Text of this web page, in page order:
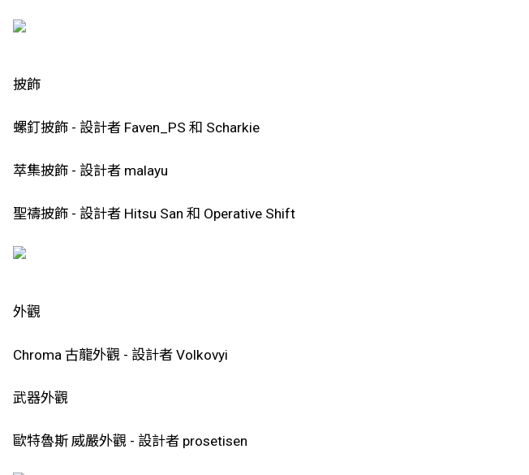
披飾
螺釘披飾 - 設計者 Faven_PS 和 Scharkie
萃集披飾 - 設計者 malayu
聖禱披飾 - 設計者 Hitsu San 和 Operative Shift
外觀
Chroma 古龍外觀 - 設計者 Volkovyi
武器外觀
歐特魯斯 威嚴外觀 - 設計者 prosetisen